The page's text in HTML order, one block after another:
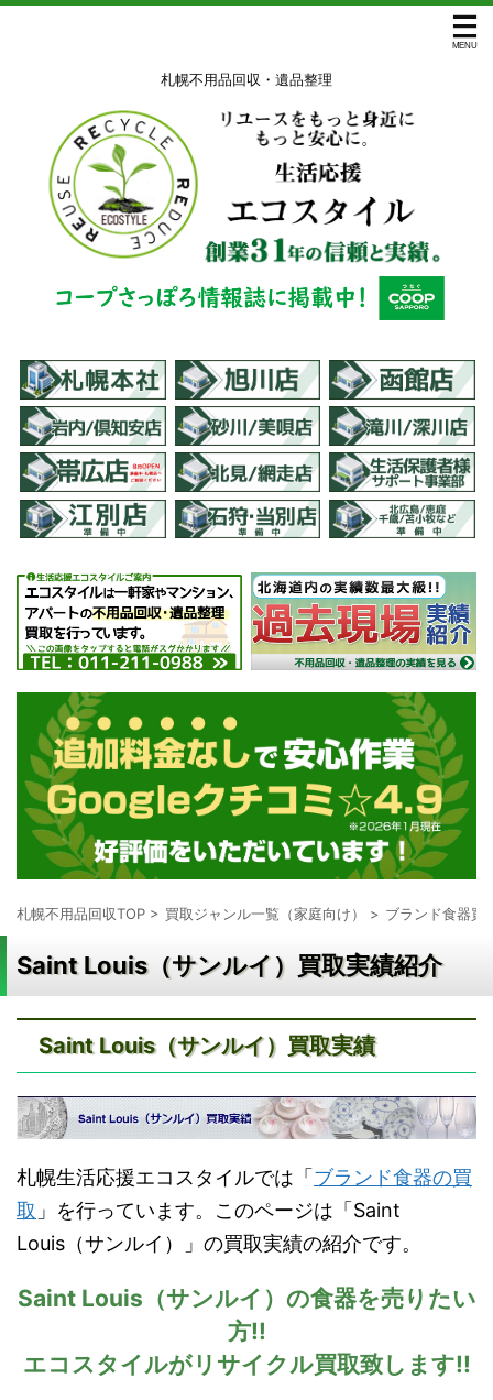
札幌不用品回収・遺品整理
札幌不用品回収TOP > 買取ジャンル一覧（家庭向け） > ブランド食器買
Saint Louis（サンルイ）買取実績紹介
Saint Louis（サンルイ）買取実績
札幌生活応援エコスタイルでは「ブランド食器の買
取 」を行っています。このページは「Saint
Louis（サンルイ）」の買取実績の紹介です。
Saint Louis（サンルイ）の食器を売りたい
方!!
エコスタイルがリサイクル買取致します!!